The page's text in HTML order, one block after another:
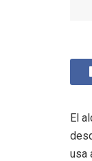
El
usa